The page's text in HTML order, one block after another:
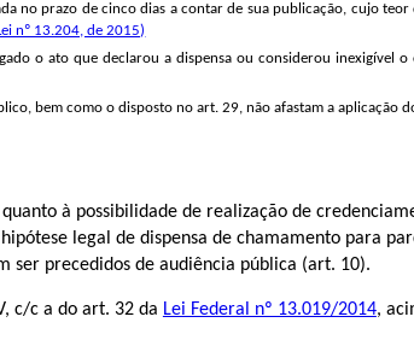
no prazo de cinco dias a contar de sua publicação, cujo
nº 13.204, de 2015)
o ato que declarou a dispensa ou considerou inexigível
bem como o disposto no art. 29, não afastam a aplicação
à possibilidade de realização de
legal de dispensa de chamamento para
ser precedidos de audiência pública (art. 10).
c/c a do art. 32 da Lei Federal nº 13.019/2014,